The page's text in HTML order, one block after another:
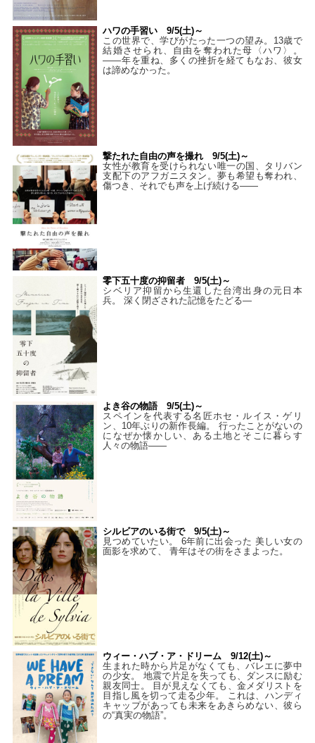
ハワの手習い 9/5(土)～
この世界で、学びがたった一つの望み。13歳で
結婚させられ、自由を奪われた母〈ハワ〉。
——年を重ね、多くの挫折を経てもなお、彼女
は諦めなかった。
撃たれた自由の声を撮れ 9/5(土)～
女性が教育を受けられない唯一の国、タリバン
支配下のアフガニスタン。夢も希望も奪われ、
傷つき、それでも声を上げ続ける——
零下五十度の抑留者 9/5(土)～
シベリア抑留から生還した台湾出身の元日本
兵。 深く閉ざされた記憶をたどる—
よき谷の物語 9/5(土)～
スペインを代表する名匠ホセ・ルイス・ゲリ
ン、10年ぶりの新作長編。 行ったことがないの
になぜか懐かしい、ある土地とそこに暮らす
人々の物語――
シルビアのいる街で 9/5(土)～
見つめていたい。 6年前に出会った 美しい女の
面影を求めて、 青年はその街をさまよった。
ウィー・ハブ・ア・ドリーム 9/12(土)～
生まれた時から片足がなくても、バレエに夢中
の少女。 地震で片足を失っても、ダンスに励む
親友同士。 目が見えなくても、金メダリストを
目指し風を切って走る少年。 これは、ハンディ
キャップがあっても未来をあきらめない、彼ら
の“真実の物語”。